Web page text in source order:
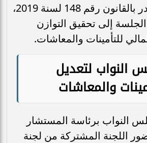
والمعاشات الصادر بالقانون رقم 148 لسنة 2019،
إلى تحقيق التوازن
للتأمينات والمعاشات.
النواب لتعديل
والمعاشات
النواب برئاسة المستشار
اللجنة المشتركة من لجنة